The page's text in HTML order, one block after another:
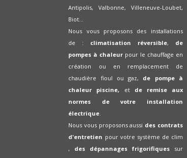
Antipolis, Valbonne, Villeneuve-Loubet,
Biot...
Nous vous proposons des installations
de : climatisation réversible, de
pompes à chaleur pour le chauffage en
création ou en remplacement de
chaudière fioul ou gaz, de pompe à
chaleur piscine, etde remise aux
normes de votre installation
électrique
Nous vous proposons aussi des contrats
d'entretien pour votre système de clim
, des dépannages frigorifiquessur